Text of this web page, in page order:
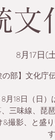
文
8月17日(
の部】文化庁
月18日（日
三味線、琵
撮影、と盛